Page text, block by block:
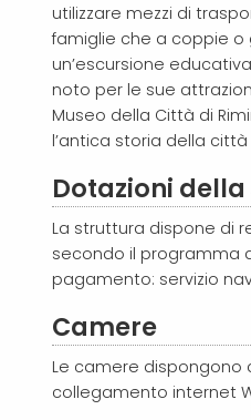
utilizzare mezzi di
famiglie che a coppie o
un’escursione
noto per le sue
Museo della Città di
l’antica storia della
Dotazioni
La struttura dispone di
secondo il programma
pagamento: servizio
Camere
Le camere dispongono
collegamento internet